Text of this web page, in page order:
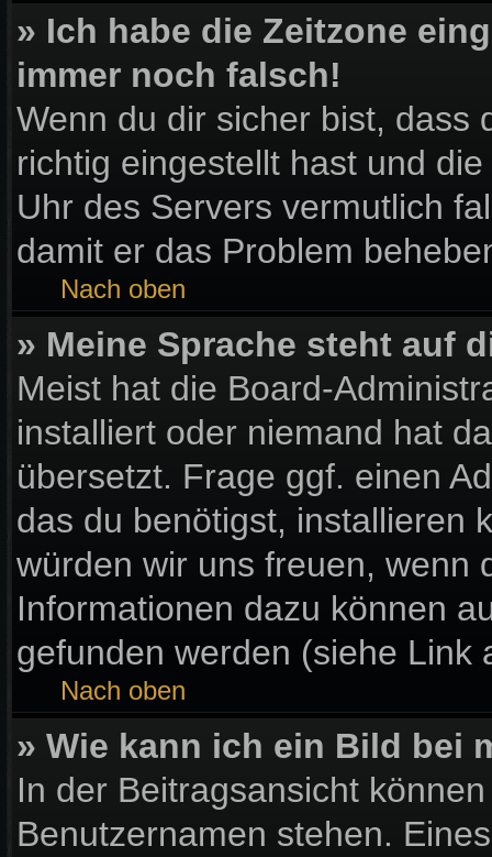
» Ich habe die Zeitzone
immer noch falsch!
Wenn du dir sicher bist, dass
richtig eingestellt hast und
Uhr des Servers vermutlich
damit er das Problem
Nach oben
» Meine Sprache steht auf
Meist hat die Board-
installiert oder niemand hat
übersetzt. Frage ggf. einen
das du benötigst, installieren
würden wir uns freuen, wenn
Informationen dazu können
gefunden werden (siehe Link
Nach oben
» Wie kann ich ein Bild bei
In der Beitragsansicht
Benutzernamen stehen.